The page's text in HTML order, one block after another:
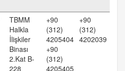
TBMM
Halkla
İlişkiler
Binası
2.Kat B-
228
+90
(312)
4205404
+90
(312)
4205405
+90
(312)
4202039